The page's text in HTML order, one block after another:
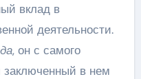
вклад в
деятельности.
, он с самого
заключенный в нем